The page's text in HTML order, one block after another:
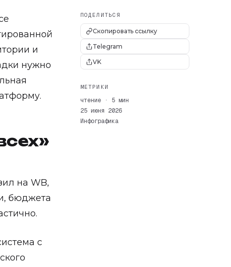
и
нужно
на WB,
бюджета
с
ПОДЕЛИТЬСЯ
Скопировать ссылку
Telegram
VK
МЕТРИКИ
чтение · 5 мин
25 июня 2026
Инфографика